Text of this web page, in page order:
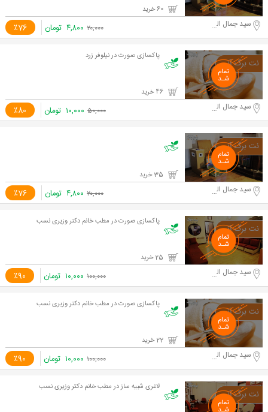
٪76 سید جمال الدین اسد آبادی ۲۰,۰۰۰ ۴,۸۰۰ تومان
پاکسازی صورت در نیلوفر زرد
٪80 سید جمال الدین اسد آبادی ۵۰,۰۰۰ ۱۰,۰۰۰ تومان
٪76 سید جمال الدین اسد آبادی ۲۰,۰۰۰ ۴,۸۰۰ تومان
پاکسازی صورت در مطب خانم دکتر وزیری نسب
٪90 سید جمال الدین اسد آبادی ۱۰۰,۰۰۰ ۱۰,۰۰۰ تومان
پاکسازی صورت در مطب خانم دکتر وزیری نسب
٪90 سید جمال الدین اسد آبادی ۱۰۰,۰۰۰ ۱۰,۰۰۰ تومان
لاغری شبیه ساز در مطب خانم دکتر وزیری نسب